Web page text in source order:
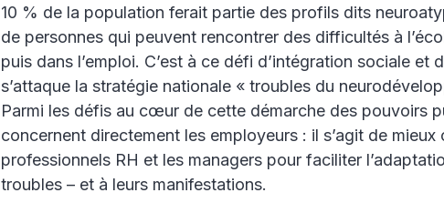
10 % de la population ferait partie des profils dits
de personnes qui peuvent rencontrer des difficultés à
puis dans l’emploi. C’est à ce défi d’intégration sociale et
s’attaque la stratégie nationale « troubles du
Parmi les défis au cœur de cette démarche des pouvoirs
concernent directement les employeurs : il s’agit de
professionnels RH et les managers pour faciliter
troubles – et à leurs manifestations.